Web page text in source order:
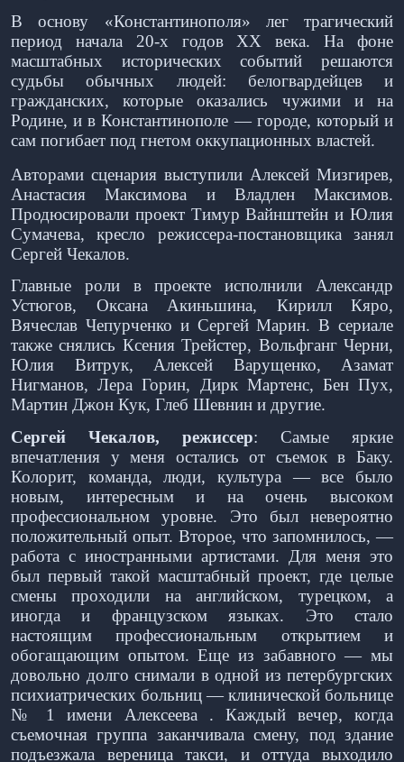
В основу «Константинополя» лег трагический
период начала 20-х годов ХХ века. На фоне
масштабных исторических событий решаются
судьбы обычных людей: белогвардейцев и
гражданских, которые оказались чужими и на
Родине, и в Константинополе — городе, который и
сам погибает под гнетом оккупационных властей.
Авторами сценария выступили Алексей Мизгирев,
Анастасия Максимова и Владлен Максимов.
Продюсировали проект Тимур Вайнштейн и Юлия
Сумачева, кресло режиссера-постановщика занял
Сергей Чекалов.
Главные роли в проекте исполнили Александр
Устюгов, Оксана Акиньшина, Кирилл Кяро,
Вячеслав Чепурченко и Сергей Марин. В сериале
также снялись Ксения Трейстер, Вольфганг Черни,
Юлия Витрук, Алексей Варущенко, Азамат
Нигманов, Лера Горин, Дирк Мартенс, Бен Пух,
Мартин Джон Кук, Глеб Шевнин и другие.
Сергей Чекалов, режиссер: Самые яркие
впечатления у меня остались от съемок в Баку.
Колорит, команда, люди, культура — все было
новым, интересным и на очень высоком
профессиональном уровне. Это был невероятно
положительный опыт. Второе, что запомнилось, —
работа с иностранными артистами. Для меня это
был первый такой масштабный проект, где целые
смены проходили на английском, турецком, а
иногда и французском языках. Это стало
настоящим профессиональным открытием и
обогащающим опытом. Еще из забавного — мы
довольно долго снимали в одной из петербургских
психиатрических больниц — клинической больнице
№ 1 имени Алексеева . Каждый вечер, когда
съемочная группа заканчивала смену, под здание
подъезжала вереница такси, и оттуда выходило